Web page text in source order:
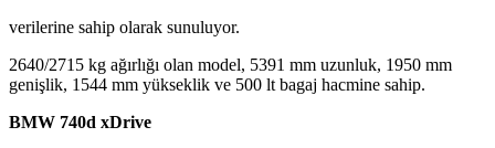
verilerine sahip olarak sunuluyor.
2640/2715 kg ağırlığı olan model, 5391 mm uzunluk, 1950 mm
genişlik, 1544 mm yükseklik ve 500 lt bagaj hacmine sahip.
BMW 740d xDrive